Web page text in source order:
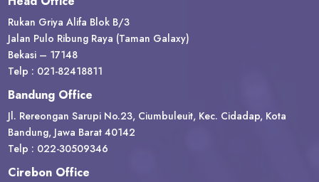
Rukan Griya Alifa Blok B/3
Jalan Pulo Ribung Raya (Taman Galaxy)
Bekasi – 17148
Telp : 021-82418811
Bandung Office
Jl. Rereongan Sarupi No.23, Ciumbuleuit, Kec. Cidadap, Kota
Bandung, Jawa Barat 40142
Telp : 022-30509346
Cirebon Office